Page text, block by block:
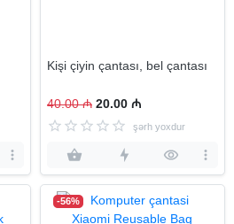
Kişi çiyin çantası, bel çantası
40.00 ₼ 20.00 ₼
şərh yoxdur
-56%